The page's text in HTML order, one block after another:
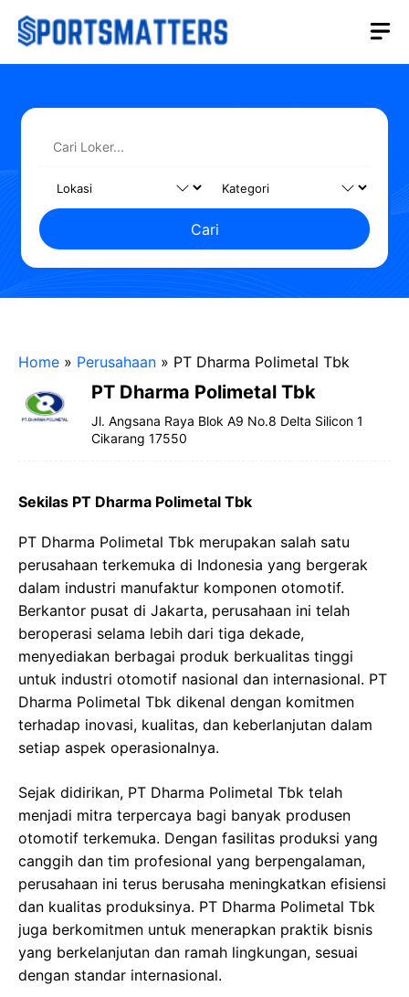
Langsung
Cari
Home » Perusahaan » PT Dharma Polimetal Tbk
PT Dharma Polimetal Tbk
Jl. Angsana Raya Blok A9 No.8 Delta Silicon 1
Cikarang 17550
Sekilas PT Dharma Polimetal Tbk
PT Dharma Polimetal Tbk merupakan salah satu
perusahaan terkemuka di Indonesia yang bergerak
dalam industri manufaktur komponen otomotif.
Berkantor pusat di Jakarta, perusahaan ini telah
beroperasi selama lebih dari tiga dekade,
menyediakan berbagai produk berkualitas tinggi
untuk industri otomotif nasional dan internasional. PT
Dharma Polimetal Tbk dikenal dengan komitmen
terhadap inovasi, kualitas, dan keberlanjutan dalam
setiap aspek operasionalnya.
Sejak didirikan, PT Dharma Polimetal Tbk telah
menjadi mitra terpercaya bagi banyak produsen
otomotif terkemuka. Dengan fasilitas produksi yang
canggih dan tim profesional yang berpengalaman,
perusahaan ini terus berusaha meningkatkan efisiensi
dan kualitas produksinya. PT Dharma Polimetal Tbk
juga berkomitmen untuk menerapkan praktik bisnis
yang berkelanjutan dan ramah lingkungan, sesuai
dengan standar internasional.